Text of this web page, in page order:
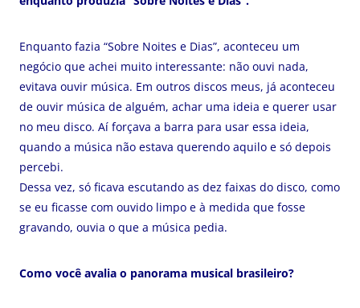
Enquanto fazia “Sobre Noites e Dias”, aconteceu um
negócio que achei muito interessante: não ouvi nada,
evitava ouvir música. Em outros discos meus, já aconteceu
de ouvir música de alguém, achar uma ideia e querer usar
no meu disco. Aí forçava a barra para usar essa ideia,
quando a música não estava querendo aquilo e só depois
percebi.
Dessa vez, só ficava escutando as dez faixas do disco, como
se eu ficasse com ouvido limpo e à medida que fosse
gravando, ouvia o que a música pedia.
Como você avalia o panorama musical brasileiro?